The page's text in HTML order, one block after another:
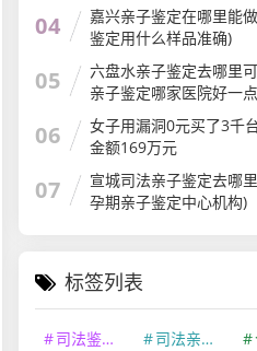
04
嘉兴亲子鉴定在哪里能
鉴定用什么样品准确)
05
六盘水亲子鉴定去哪里
亲子鉴定哪家医院好一
06
女子用漏洞0元买了3千
金额169万元
07
宣城司法亲子鉴定去哪
孕期亲子鉴定中心机构)
标签列表
司法鉴定机构 司法亲子鉴定